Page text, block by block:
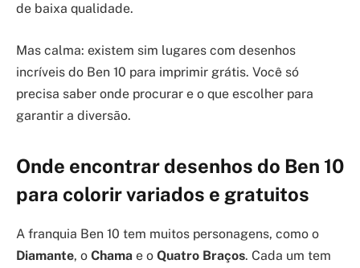
de baixa qualidade.
Mas calma: existem sim lugares com desenhos
incríveis do Ben 10 para imprimir grátis. Você só
precisa saber onde procurar e o que escolher para
garantir a diversão.
Onde encontrar desenhos do Ben 10
para colorir variados e gratuitos
A franquia Ben 10 tem muitos personagens, como o
Diamante, o Chama e o Quatro Braços. Cada um tem